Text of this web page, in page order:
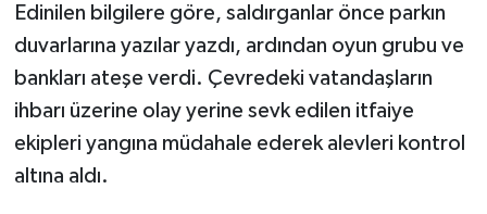
Edinilen bilgilere göre, saldırganlar önce parkın
duvarlarına yazılar yazdı, ardından oyun grubu ve
bankları ateşe verdi. Çevredeki vatandaşların
ihbarı üzerine olay yerine sevk edilen itfaiye
ekipleri yangına müdahale ederek alevleri kontrol
altına aldı.